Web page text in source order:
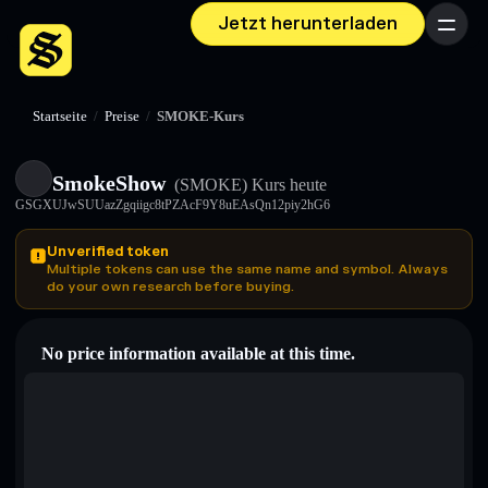
Jetzt herunterladen Menü
Startseite / Preise / SMOKE-Kurs
SmokeShow (SMOKE) Kurs heute
GSGXUJwSUUazZgqiigc8tPZAcF9Y8uEAsQn12piy2hG6
Unverified token
Multiple tokens can use the same name and symbol. Always
do your own research before buying.
No price information available at this time.